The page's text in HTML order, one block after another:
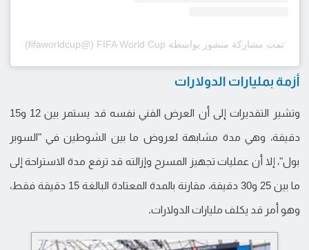
تمت مشاركة منشور بواسطة ‏‎FIFA World Cup‎‏ (@‏‎fifaworldcup‎‏)
أزمة بمليارات الدولارات
وتشير التقديرات إلى أن العرض الفني نفسه قد يستمر بين 12 و15
دقيقة، وهي مدة مشابهة لعروض ما بين الشوطين في "السوبر
بول"، إلا أن عمليات تجهيز المسرح وإزالته قد ترفع مدة الاستراحة إلى
ما بين 25 و30 دقيقة، مقارنة بالمدة المعتادة البالغة 15 دقيقة فقط،
وهو أمر قد يكلف مليارات الدولارات.